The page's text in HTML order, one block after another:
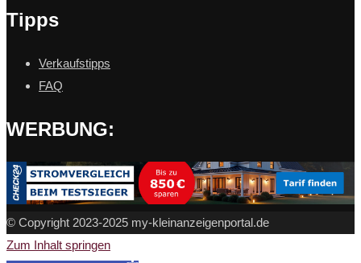
Tipps
Verkaufstipps
FAQ
WERBUNG:
© Copyright 2023-2025 my-kleinanzeigenportal.de
Zum Inhalt springen